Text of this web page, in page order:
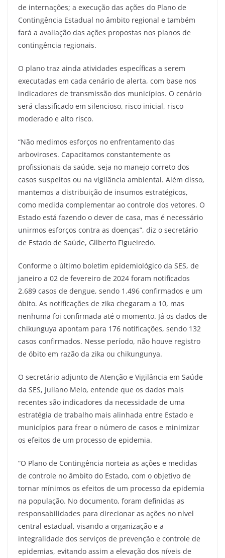
de internações; a execução das ações do Plano de
Contingência Estadual no âmbito regional e também
fará a avaliação das ações propostas nos planos de
contingência regionais.
O plano traz ainda atividades específicas a serem
executadas em cada cenário de alerta, com base nos
indicadores de transmissão dos municípios. O cenário
será classificado em silencioso, risco inicial, risco
moderado e alto risco.
“Não medimos esforços no enfrentamento das
arboviroses. Capacitamos constantemente os
profissionais da saúde, seja no manejo correto dos
casos suspeitos ou na vigilância ambiental. Além disso,
mantemos a distribuição de insumos estratégicos,
como medida complementar ao controle dos vetores. O
Estado está fazendo o dever de casa, mas é necessário
unirmos esforços contra as doenças”, diz o secretário
de Estado de Saúde, Gilberto Figueiredo.
Conforme o último boletim epidemiológico da SES, de
janeiro a 02 de fevereiro de 2024 foram notificados
2.689 casos de dengue, sendo 1.496 confirmados e um
óbito. As notificações de zika chegaram a 10, mas
nenhuma foi confirmada até o momento. Já os dados de
chikunguya apontam para 176 notificações, sendo 132
casos confirmados. Nesse período, não houve registro
de óbito em razão da zika ou chikungunya.
O secretário adjunto de Atenção e Vigilância em Saúde
da SES, Juliano Melo, entende que os dados mais
recentes são indicadores da necessidade de uma
estratégia de trabalho mais alinhada entre Estado e
municípios para frear o número de casos e minimizar
os efeitos de um processo de epidemia.
“O Plano de Contingência norteia as ações e medidas
de controle no âmbito do Estado, com o objetivo de
tornar mínimos os efeitos de um processo da epidemia
na população. No documento, foram definidas as
responsabilidades para direcionar as ações no nível
central estadual, visando a organização e a
integralidade dos serviços de prevenção e controle de
epidemias, evitando assim a elevação dos níveis de